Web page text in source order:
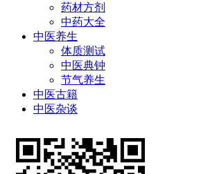
药材方剂
中药大全
中医养生
体质测试
中医典钟
节气养生
中医古籍
中医杂谈